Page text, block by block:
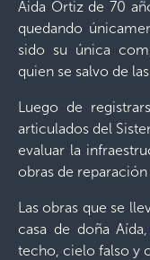
Aida Ortiz de 70
quedando
sido su única
quien se salvo de
Luego de
articulados del
evaluar la
obras de
Las obras que se
casa de doña
techo, cielo falso y